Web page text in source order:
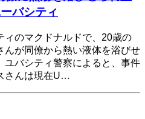
バシティ
ィのマクドナルドで、20歳の
んが同僚から熱い液体を浴びせ
ユバシティ警察によると、事件
さんは現在U…